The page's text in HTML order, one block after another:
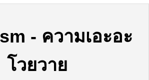
- ความเอะอะ
โวยวาย